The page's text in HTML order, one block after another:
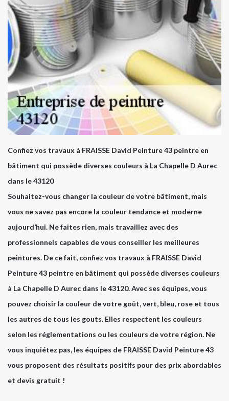
Confiez vos travaux à FRAISSE David Peinture 43 peintre en
bâtiment qui possède diverses couleurs à La Chapelle D Aurec
dans le 43120
Souhaitez-vous changer la couleur de votre bâtiment, mais
vous ne savez pas encore la couleur tendance et moderne
aujourd’hui. Ne faites rien, mais travaillez avec des
professionnels capables de vous conseiller les meilleures
peintures. De ce fait, confiez vos travaux à FRAISSE David
Peinture 43 peintre en bâtiment qui possède diverses couleurs
à La Chapelle D Aurec dans le 43120. Avec ses équipes, vous
pouvez choisir la couleur de votre goût, vert, bleu, rose et tous
les autres de tous les gouts. Elles respectent les couleurs
selon les réglementations ou les couleurs de votre région. Ne
vous inquiétez pas, les équipes de FRAISSE David Peinture 43
vous proposent des résultats positifs pour des prix abordables
et devis gratuit !